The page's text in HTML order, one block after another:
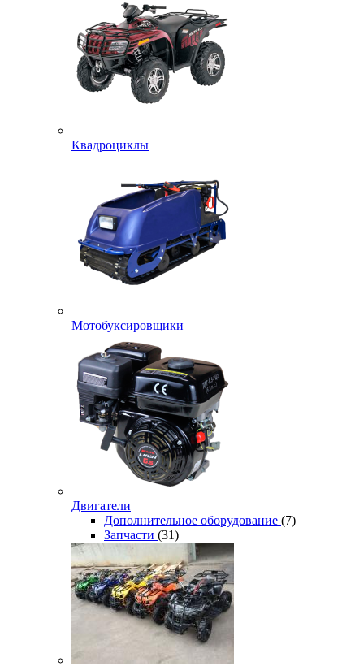
Квадроциклы
Мотобуксировщики
Двигатели
Дополнительное оборудование (7)
Запчасти (31)